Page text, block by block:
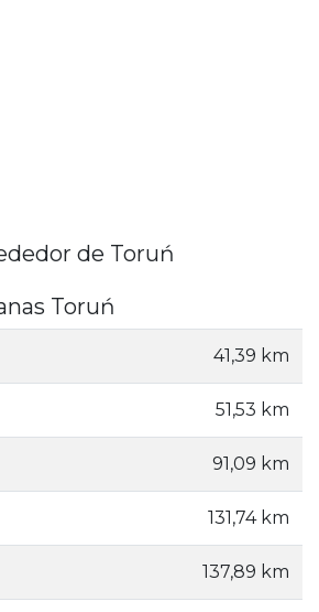
de Toruń
Toruń
41,39 km
51,53 km
91,09 km
131,74 km
137,89 km